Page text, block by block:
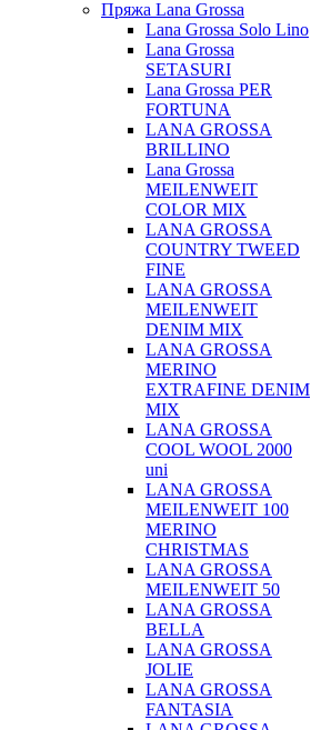
Пряжа Lana Grossa
Lana Grossa Solo Lino
Lana Grossa
SETASURI
Lana Grossa PER
FORTUNA
LANA GROSSA
BRILLINO
Lana Grossa
MEILENWEIT
COLOR MIX
LANA GROSSA
COUNTRY TWEED
FINE
LANA GROSSA
MEILENWEIT
DENIM MIX
LANA GROSSA
MERINO
EXTRAFINE DENIM
MIX
LANA GROSSA
COOL WOOL 2000
uni
LANA GROSSA
MEILENWEIT 100
MERINO
CHRISTMAS
LANA GROSSA
MEILENWEIT 50
LANA GROSSA
BELLA
LANA GROSSA
JOLIE
LANA GROSSA
FANTASIA